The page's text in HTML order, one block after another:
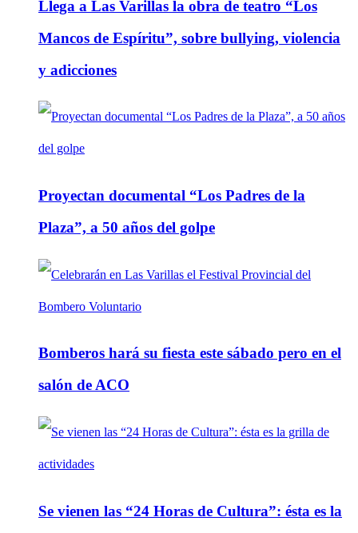
Llega a Las Varillas la obra de teatro “Los
Mancos de Espíritu”, sobre bullying, violencia
y adicciones
Proyectan documental “Los Padres de la
Plaza”, a 50 años del golpe
Bomberos hará su fiesta este sábado pero en el
salón de ACO
Se vienen las “24 Horas de Cultura”: ésta es la